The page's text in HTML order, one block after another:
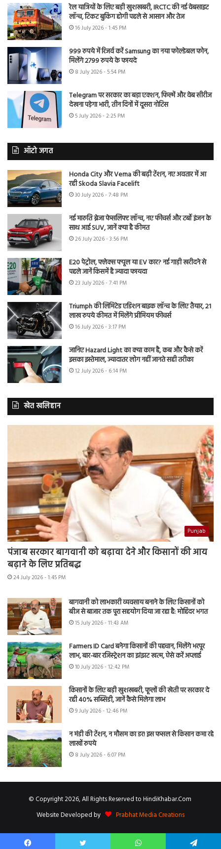
रेल यात्रियों के लिए बड़ी खुशखबरी, IRCTC की नई वेबसाइट
लॉन्च, टिकट बुकिंग होगी पहले से आसान और तेज
16 July 2026 - 1:45 PM
999 रुपये में रिजर्व करें Samsung का नया फोल्डेबल फोन,
मिलेंगे 2799 रुपये के फायदे
8 July 2026 - 5:54 PM
Telegram पर सरकार का बड़ा एक्शन, फिल्में और वेब सीरीज
देखना पड़ेगा भारी, तीन दिनों में दूसरा नोटिस
5 July 2026 - 2:25 PM
ऑटो जगत
Honda City और Verna की बढ़ी टेंशन, नए अवतार में आ
रही Skoda Slavia Facelift
30 July 2026 - 7:48 PM
नई मारुति ब्रेजा फेसलिफ्ट लॉन्च, नए फीचर्स और टर्बो इंजन के
साथ आई SUV, जानें क्या है कीमत
26 July 2026 - 3:56 PM
E20 पेट्रोल, फ्लेक्स फ्यूल या EV कार? नई गाड़ी खरीदने से
पहले जानें किसमें है ज्यादा फायदा
23 July 2026 - 7:41 PM
Triumph की लिमिटेड एडिशन बाइक लॉन्च के लिए तैयार, 21
लाख रुपये कीमत में मिलेंगे प्रीमियम फीचर्स
16 July 2026 - 3:17 PM
जानिए Hazard Light का क्या काम है, कब और कैसे करें
इसका इस्तेमाल, ज्यादातर लोग नहीं जानते सही तरीका
12 July 2026 - 6:14 PM
खेत खलिहान
Punjab
पंजाब सरकार बागवानी को बढ़ावा देने और किसानों की आय
बढ़ाने के लिए प्रतिबद्ध
24 July 2026 - 1:45 PM
बागवानी को लाभकारी व्यवसाय बनाने के लिए किसानों को
बीज से बाजार तक पूरा सहयोग दिया जा रहा है: मोहिंदर भगत
15 July 2026 - 11:43 AM
Farmers ID Card बनेगा किसानों की पहचान, मिलेंगे भरपूर
लाभ, बार-बार रजिस्ट्रेशन का झंझट खत्म, ऐसे करें अप्लाई
10 July 2026 - 12:42 PM
किसानों के लिए बड़ी खुशखबरी, फूलों की खेती पर सरकार दे
रही 40% सब्सिडी, जानें कैसे मिलेगा लाभ
9 July 2026 - 12:46 PM
न मंडी की टेंशन, न मौसम का डर! इस फसल से किसान कमा रहे
लाखों रुपये
8 July 2026 - 6:07 PM
© Copyright 2026, All Rights Reserved to HindiKhabar.Com
Website Developed by
Prabhat Media Creations